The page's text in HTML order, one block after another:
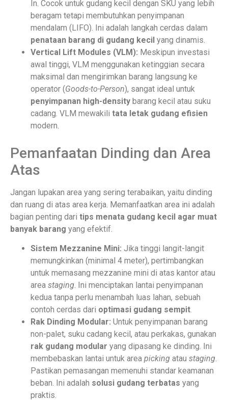
In. Cocok untuk gudang kecil dengan SKU yang lebih
beragam tetapi membutuhkan penyimpanan
mendalam (LIFO). Ini adalah langkah cerdas dalam
penataan barang di gudang kecil yang dinamis.
Vertical Lift Modules (VLM): Meskipun investasi
awal tinggi, VLM menggunakan ketinggian secara
maksimal dan mengirimkan barang langsung ke
operator (Goods-to-Person), sangat ideal untuk
penyimpanan high-density barang kecil atau suku
cadang. VLM mewakili tata letak gudang efisien
modern.
Pemanfaatan Dinding dan Area
Atas
Jangan lupakan area yang sering terabaikan, yaitu dinding
dan ruang di atas area kerja. Memanfaatkan area ini adalah
bagian penting dari tips menata gudang kecil agar muat
banyak barang yang efektif.
Sistem Mezzanine Mini: Jika tinggi langit-langit
memungkinkan (minimal 4 meter), pertimbangkan
untuk memasang mezzanine mini di atas kantor atau
area staging. Ini menciptakan lantai penyimpanan
kedua tanpa perlu menambah luas lahan, sebuah
contoh cerdas dari optimasi gudang sempit.
Rak Dinding Modular: Untuk penyimpanan barang
non-palet, suku cadang kecil, atau perkakas, gunakan
rak gudang modular yang dipasang ke dinding. Ini
membebaskan lantai untuk area picking atau staging.
Pastikan pemasangan memenuhi standar keamanan
beban. Ini adalah solusi gudang terbatas yang
praktis.